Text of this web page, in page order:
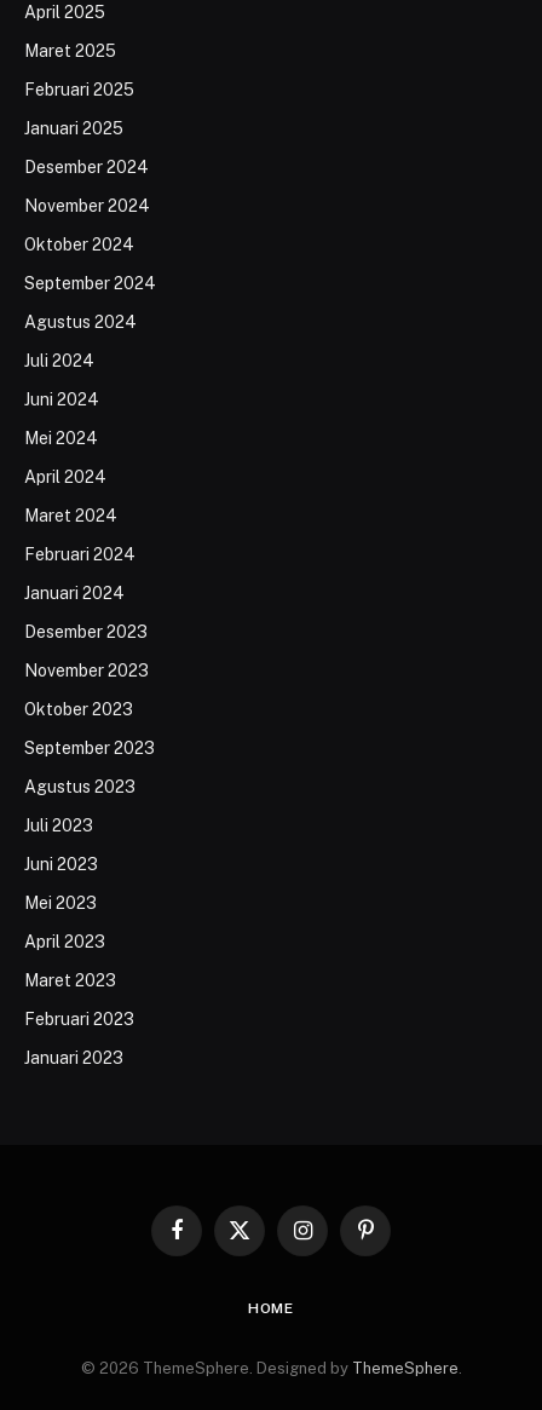
April 2025
Maret 2025
Februari 2025
Januari 2025
Desember 2024
November 2024
Oktober 2024
September 2024
Agustus 2024
Juli 2024
Juni 2024
Mei 2024
April 2024
Maret 2024
Februari 2024
Januari 2024
Desember 2023
November 2023
Oktober 2023
September 2023
Agustus 2023
Juli 2023
Juni 2023
Mei 2023
April 2023
Maret 2023
Februari 2023
Januari 2023
Facebook
X
InstagramPinterest
HOME
© 2026 ThemeSphere. Designed by ThemeSphere